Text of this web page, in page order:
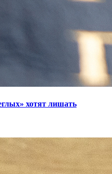
хотят лишать